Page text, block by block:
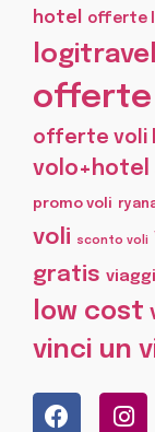
hotel
offerte
logitravel
offerte
offerte voli
volo+hotel
promo voli
voli
sconto voli
gratis
low cost
vinci un